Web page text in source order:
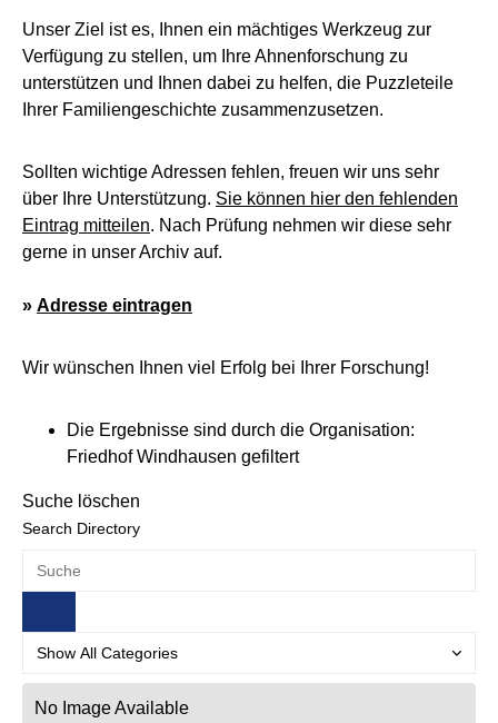
Unser Ziel ist es, Ihnen ein mächtiges Werkzeug zur
Verfügung zu stellen, um Ihre Ahnenforschung zu
unterstützen und Ihnen dabei zu helfen, die Puzzleteile
Ihrer Familiengeschichte zusammenzusetzen.
Sollten wichtige Adressen fehlen, freuen wir uns sehr
über Ihre Unterstützung. Sie können hier den fehlenden
Eintrag mitteilen. Nach Prüfung nehmen wir diese sehr
gerne in unser Archiv auf.
» Adresse eintragen
Wir wünschen Ihnen viel Erfolg bei Ihrer Forschung!
Die Ergebnisse sind durch die Organisation:
Friedhof Windhausen gefiltert
Suche löschen
Search Directory
No Image Available